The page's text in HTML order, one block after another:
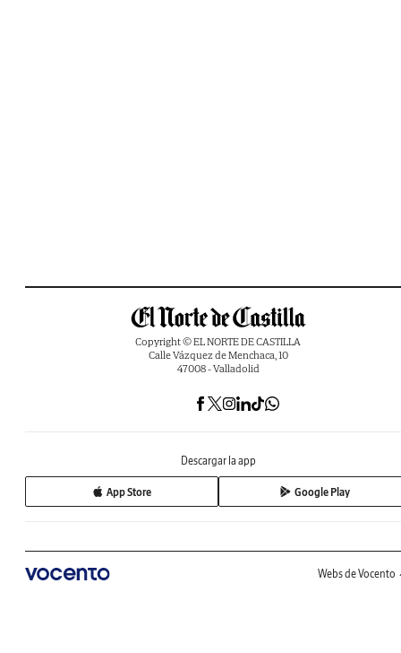
Copyright © EL NORTE DE CASTILLA
Calle Vázquez de Menchaca, 10
47008 - Valladolid
Descargar la app
App Store Google Play
Webs de Vocento